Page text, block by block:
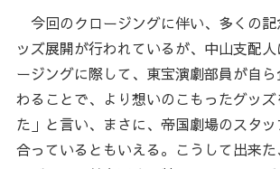
今回のクロージングに伴い、多くの
ッズ展開が行われているが、中山支配
ージングに際して、東宝演劇部員が自
わることで、より想いのこもったグッ
た」と言い、まさに、帝国劇場のスタ
合っているともいえる。こうして出来